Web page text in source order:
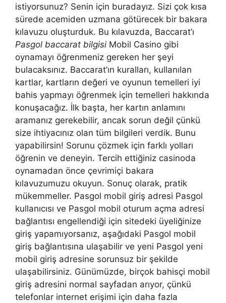
istiyorsunuz? Senin için buradayız. Sizi çok kısa
sürede acemiden uzmana götürecek bir bakara
kılavuzu oluşturduk. Bu kılavuzda, Baccarat’ı
Pasgol baccarat bilgisi Mobil Casino gibi
oynamayı öğrenmeniz gereken her şeyi
bulacaksınız. Baccarat’ın kuralları, kullanılan
kartlar, kartların değeri ve oyunun temelleri iyi
bahis yapmayı öğrenmek için temelleri hakkında
konuşacağız. İlk başta, her kartın anlamını
aramanız gerekebilir, ancak sorun değil çünkü
size ihtiyacınız olan tüm bilgileri verdik. Bunu
yapabilirsin! Sorunu çözmek için farklı yolları
öğrenin ve deneyin. Tercih ettiğiniz casinoda
oynamadan önce çevrimiçi bakara
kılavuzumuzu okuyun. Sonuç olarak, pratik
mükemmeller. Pasgol mobil giriş adresi Pasgol
kullanıcısı ve Pasgol mobil oturum açma adresi
bağlantısı engellendiği için sitedeki üyeliğinize
giriş yapamıyorsanız, aşağıdaki Pasgol mobil
giriş bağlantısına ulaşabilir ve yeni Pasgol yeni
mobil giriş adresine sorunsuz bir şekilde
ulaşabilirsiniz. Günümüzde, birçok bahisçi mobil
giriş adresini normal sayfadan arıyor, çünkü
telefonlar internet erişimi için daha fazla